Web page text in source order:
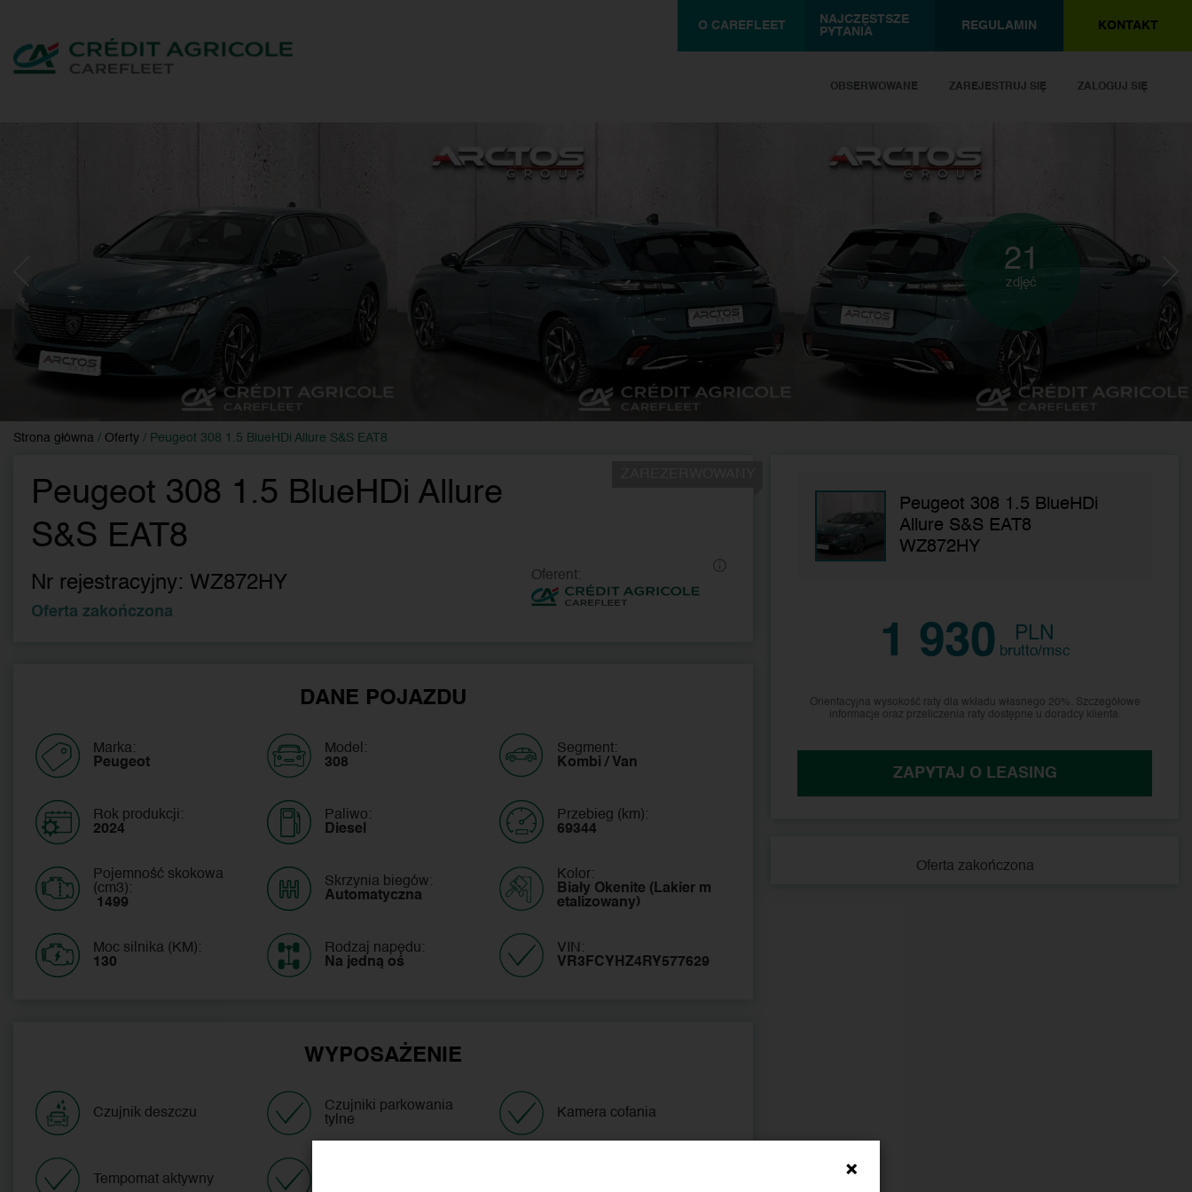
O CAREFLEET
NAJCZĘSTSZE
PYTANIA
REGULAMIN KONTAKT
OBSERWOWANE ZAREJESTRUJ SIĘ ZALOGUJ SIĘ
21
zdjęć
Strona główna / Oferty / Peugeot 308 1.5 BlueHDi Allure S&S EAT8
Peugeot 308 1.5 BlueHDi
Allure S&S EAT8
WZ872HY
1 930 PLN
brutto/msc
Orientacyjna wysokość raty dla wkładu własnego 20%. Szczegółowe
informacje oraz przeliczenia raty dostępne u doradcy klienta.
ZAPYTAJ O LEASING
Oferta zakończona
Peugeot 308 1.5 BlueHDi Allure
S&S EAT8
Nr rejestracyjny: WZ872HY
Oferta zakończona
Oferent:
DANE POJAZDU
Marka:
Peugeot
Model:
308
Segment:
Kombi / Van
Rok produkcji:
2024
Paliwo:
Diesel
Przebieg (km):
69344
Pojemność skokowa
(cm3):
1499
Skrzynia biegów:
Automatyczna
Kolor:
Biały Okenite (Lakier m
etalizowany)
Moc silnika (KM):
130
Rodzaj napędu:
Na jedną oś
VIN:
VR3FCYHZ4RY577629
WYPOSAŻENIE
Czujnik deszczu
Czujniki parkowania
tylne
Kamera cofania
Tempomat aktywny